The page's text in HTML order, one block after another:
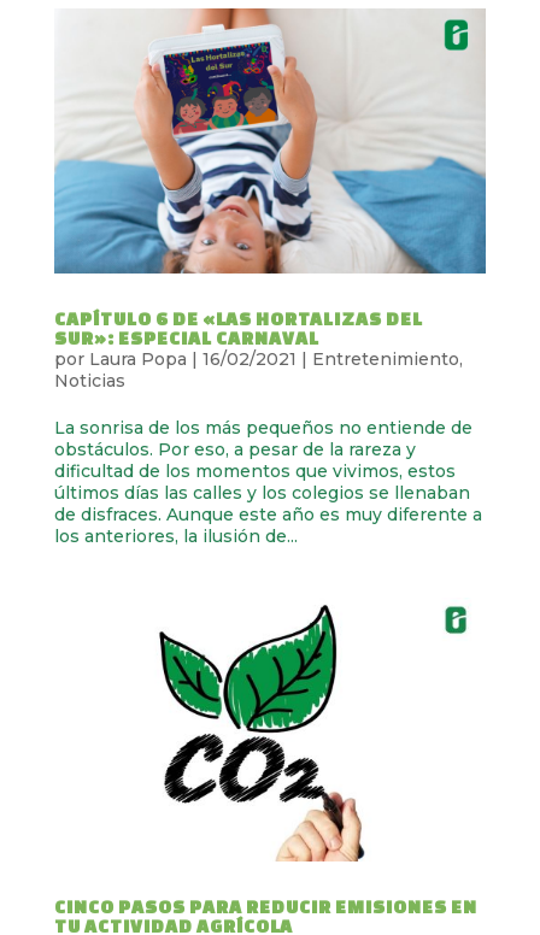
CAPÍTULO 6 DE «LAS HORTALIZAS DEL
SUR»: ESPECIAL CARNAVAL
por Laura Popa | 16/02/2021 | Entretenimiento,
Noticias
La sonrisa de los más pequeños no entiende de
obstáculos. Por eso, a pesar de la rareza y
dificultad de los momentos que vivimos, estos
últimos días las calles y los colegios se llenaban
de disfraces. Aunque este año es muy diferente a
los anteriores, la ilusión de...
CINCO PASOS PARA REDUCIR EMISIONES EN
TU ACTIVIDAD AGRÍCOLA